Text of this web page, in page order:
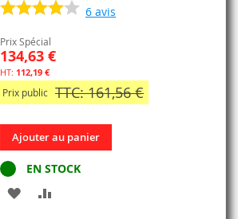
6 avis
Prix Spécial
134,63 €
112,19 €
Prix public TTC: 161,56 €
Ajouter au panier
EN STOCK
AJOUTER